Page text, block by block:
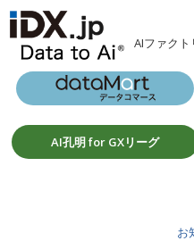
AIファクト
AI孔明 for GXリーグ
お